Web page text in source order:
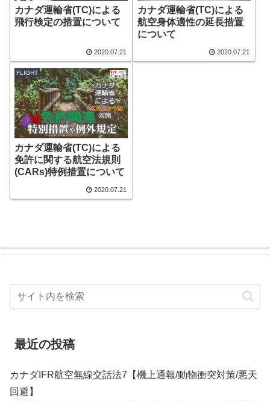
カナダ運輸省(TC)による
飛行検定の措置について
2020.07.21
カナダ運輸省(TC)による
航空身体適性の延長措置
について
2020.07.21
FLIGHT
カナダ運輸省(TC)による
免許に関する航空法規則
(CARs)特例措置について
2020.07.21
最近の投稿
カナダIFR航空無線交話法7【機上通報/動物衝突対策/悪天
回避】